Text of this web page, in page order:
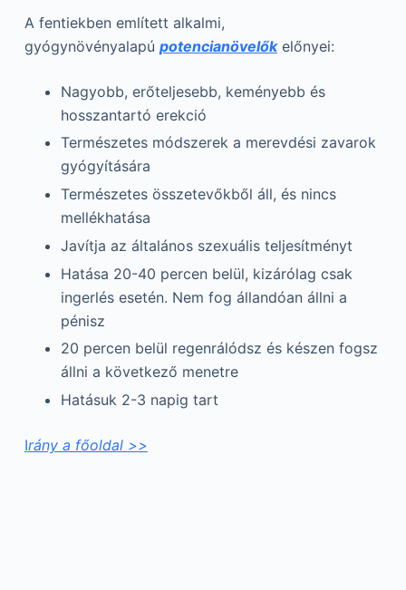
A fentiekben említett alkalmi,
gyógynövényalapú potencianövelőkelőnyei:
Nagyobb, erőteljesebb, keményebb és
hosszantartó erekció
Természetes módszerek a merevdési zavarok
gyógyítására
Természetes összetevőkből áll, és nincs
mellékhatása
Javítja az általános szexuális teljesítményt
Hatása 20-40 percen belül, kizárólag csak
ingerlés esetén. Nem fog állandóan állni a
pénisz
20 percen belül regenrálódsz és készen fogsz
állni a következő menetre
Hatásuk 2-3 napig tart
Irány a főoldal >>